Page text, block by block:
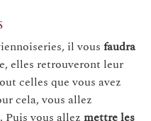
il vous faudra
elles retrouveront leur
celles que vous avez
cela, vous allez